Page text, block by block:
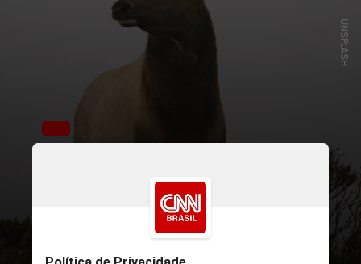
Chorman, estava com um amigo
quando a dupla avistou a alce fêmea
e seus dois filhotes recém-nascidos
na cidade de Homer, informou o
UNSPLASH